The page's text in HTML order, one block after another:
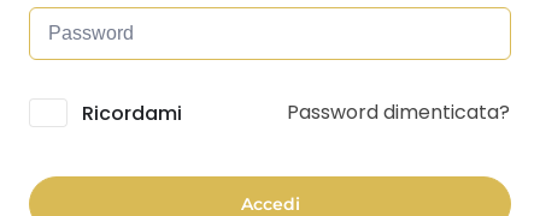
Alternative:
Ricordami Password dimenticata?
Accedi